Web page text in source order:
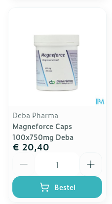
Deba Pharma
Magneforce Caps
100x750mg Deba
€ 20,40
Bestel